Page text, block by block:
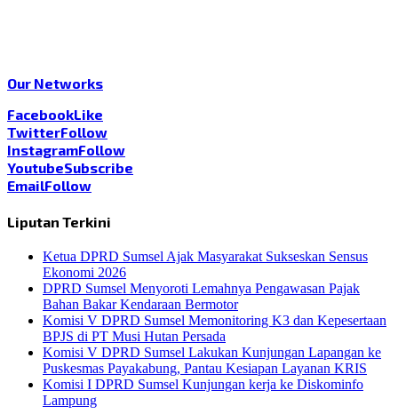
Our Networks
FacebookLike
TwitterFollow
InstagramFollow
YoutubeSubscribe
EmailFollow
Liputan Terkini
Ketua DPRD Sumsel Ajak Masyarakat Sukseskan Sensus
Ekonomi 2026
DPRD Sumsel Menyoroti Lemahnya Pengawasan Pajak
Bahan Bakar Kendaraan Bermotor
Komisi V DPRD Sumsel Memonitoring K3 dan Kepesertaan
BPJS di PT Musi Hutan Persada
Komisi V DPRD Sumsel Lakukan Kunjungan Lapangan ke
Puskesmas Payakabung, Pantau Kesiapan Layanan KRIS
Komisi I DPRD Sumsel Kunjungan kerja ke Diskominfo
Lampung